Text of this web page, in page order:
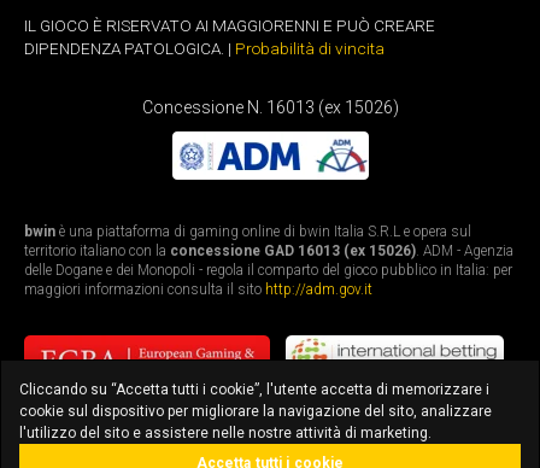
IL GIOCO È RISERVATO AI MAGGIORENNI E PUÒ CREARE
DIPENDENZA PATOLOGICA. | Probabilità di vincita
Concessione N. 16013 (ex 15026)
bwin è una piattaforma di gaming online di bwin Italia S.R.L e opera sul
territorio italiano con la concessione GAD 16013 (ex 15026). ADM - Agenzia
delle Dogane e dei Monopoli - regola il comparto del gioco pubblico in Italia: per
maggiori informazioni consulta il sito http://adm.gov.it
Cliccando su “Accetta tutti i cookie”, l'utente accetta di memorizzare i
cookie sul dispositivo per migliorare la navigazione del sito, analizzare
l'utilizzo del sito e assistere nelle nostre attività di marketing.
Accetta tutti i cookie